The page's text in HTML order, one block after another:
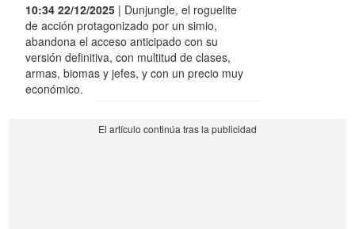
10:34 22/12/2025 | Dunjungle, el roguelite
de acción protagonizado por un simio,
abandona el acceso anticipado con su
versión definitiva, con multitud de clases,
armas, biomas y jefes, y con un precio muy
económico.